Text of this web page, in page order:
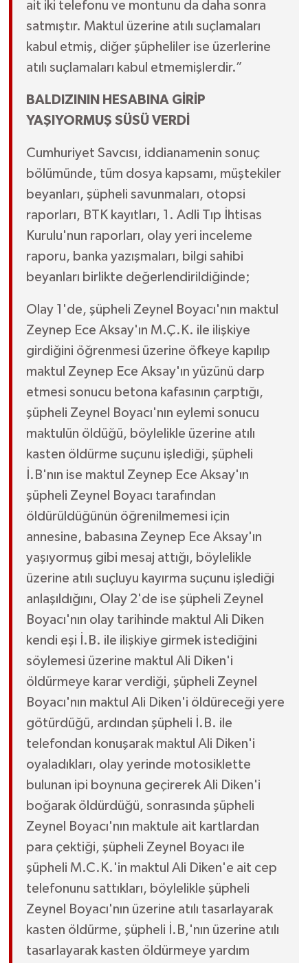
ait iki telefonu ve montunu da daha sonra
satmıştır. Maktul üzerine atılı suçlamaları
kabul etmiş, diğer şüpheliler ise üzerlerine
atılı suçlamaları kabul etmemişlerdir.”
BALDIZININ HESABINA GİRİP
YAŞIYORMUŞ SÜSÜ VERDİ
Cumhuriyet Savcısı, iddianamenin sonuç
bölümünde, tüm dosya kapsamı, müştekiler
beyanları, şüpheli savunmaları, otopsi
raporları, BTK kayıtları, 1. Adli Tıp İhtisas
Kurulu'nun raporları, olay yeri inceleme
raporu, banka yazışmaları, bilgi sahibi
beyanları birlikte değerlendirildiğinde;
Olay 1'de, şüpheli Zeynel Boyacı'nın maktul
Zeynep Ece Aksay'ın M.Ç.K. ile ilişkiye
girdiğini öğrenmesi üzerine öfkeye kapılıp
maktul Zeynep Ece Aksay'ın yüzünü darp
etmesi sonucu betona kafasının çarptığı,
şüpheli Zeynel Boyacı'nın eylemi sonucu
maktulün öldüğü, böylelikle üzerine atılı
kasten öldürme suçunu işlediği, şüpheli
İ.B'nın ise maktul Zeynep Ece Aksay'ın
şüpheli Zeynel Boyacı tarafından
öldürüldüğünün öğrenilmemesi için
annesine, babasına Zeynep Ece Aksay'ın
yaşıyormuş gibi mesaj attığı, böylelikle
üzerine atılı suçluyu kayırma suçunu işlediği
anlaşıldığını, Olay 2'de ise şüpheli Zeynel
Boyacı'nın olay tarihinde maktul Ali Diken
kendi eşi İ.B. ile ilişkiye girmek istediğini
söylemesi üzerine maktul Ali Diken'i
öldürmeye karar verdiği, şüpheli Zeynel
Boyacı'nın maktul Ali Diken'i öldüreceği yere
götürdüğü, ardından şüpheli İ.B. ile
telefondan konuşarak maktul Ali Diken'i
oyaladıkları, olay yerinde motosiklette
bulunan ipi boynuna geçirerek Ali Diken'i
boğarak öldürdüğü, sonrasında şüpheli
Zeynel Boyacı'nın maktule ait kartlardan
para çektiği, şüpheli Zeynel Boyacı ile
şüpheli M.C.K.'in maktul Ali Diken'e ait cep
telefonunu sattıkları, böylelikle şüpheli
Zeynel Boyacı'nın üzerine atılı tasarlayarak
kasten öldürme, şüpheli İ.B,'nın üzerine atılı
tasarlayarak kasten öldürmeye yardım